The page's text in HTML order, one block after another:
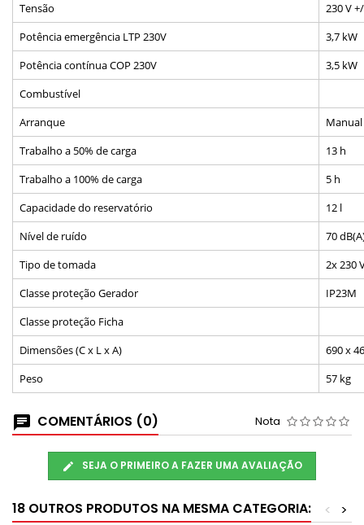
Tensão
230 V
Potência emergência LTP 230V
3,7 kW
Potência contínua COP 230V
3,5 kW
Combustível
Arranque
Trabalho a 50% de carga
13 h
Trabalho a 100% de carga
5 h
Capacidade do reservatório
12 l
Nível de ruído
70
Tipo de tomada
2x 230
Classe proteção Gerador
IP23M
Classe proteção Ficha
Dimensões (C x L x A)
690 x
Peso
57 kg
COMENTÁRIOS (0) Nota
SEJA O PRIMEIRO A FAZER UMA AVALIAÇÃO
18 OUTROS PRODUTOS NA MESMA CATEGORIA: >
<